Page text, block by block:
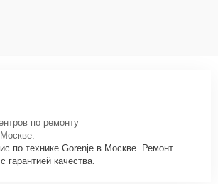
по ремонту
по технике Gorenje в Москве. Ремонт
качества.